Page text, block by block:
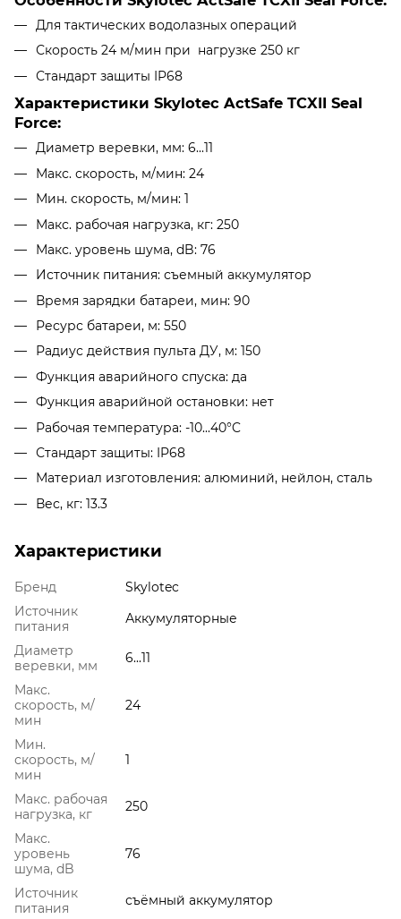
Для тактических водолазных операций
Скорость 24 м/мин при нагрузке 250 кг
Стандарт защиты IP68
Характеристики Skylotec ActSafe TCXII Seal
Force:
Диаметр веревки, мм: 6...11
Макс. скорость, м/мин: 24
Мин. скорость, м/мин: 1
Макс. рабочая нагрузка, кг: 250
Макс. уровень шума, dB: 76
Источник питания: съемный аккумулятор
Время зарядки батареи, мин: 90
Ресурс батареи, м: 550
Радиус действия пульта ДУ, м: 150
Функция аварийного спуска: да
Функция аварийной остановки: нет
Рабочая температура: -10...40°C
Стандарт защиты: IP68
Материал изготовления: алюминий, нейлон, сталь
Вес, кг: 13.3
Характеристики
Бренд
Skylotec
Источник
питания
Аккумуляторные
Диаметр
веревки, мм
6...11
Макс.
скорость, м/
мин
24
Мин.
скорость, м/
мин
1
Макс. рабочая
нагрузка, кг
250
Макс.
уровень
шума, dB
76
Источник
питания
съёмный аккумулятор